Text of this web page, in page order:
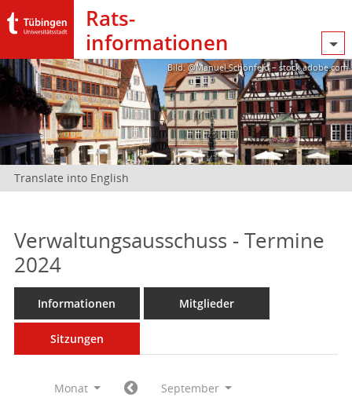
Rats­
informationen
Bild: @Manuel Schönfeld – stock.adobe.com
Translate into English
Verwaltungsausschuss - Termine
2024
Informationen Mitglieder
Sitzungen
Monat
September